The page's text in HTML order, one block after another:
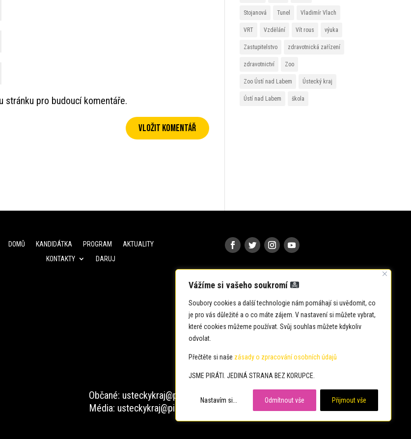
Vážíme si vašeho soukromí
Soubory cookies a další technologie nám pomáhají si uvědomit, co
je pro vás důležité a o co máte zájem. V nastavení si můžete vybrat,
které cookies můžeme používat. Svůj souhlas můžete kdykoliv
odvolat.
Přečtěte si naše zásady o zpracování osobních údajů
JSME PIRÁTI. JEDINÁ STRANA BEZ KORUPCE.
Nastavím si... Odmítnout vše Přijmout vše
stránku pro budoucí komentáře.
Stojanová Tunel Vladimír Vlach
VRT Vzdělání Vít rous výuka
Zastupitelstvo zdravotnická zařízení
zdravotnictví Zoo
Zoo Ústí nad Labem Ústecký kraj
Ústí nad Labem škola
DOMŮ KANDIDÁTKA PROGRAM
AKTUALITY
KONTAKTY
DARUJ
Občané: usteckykraj@pirati.cz
Média: usteckykraj@pirati.cz